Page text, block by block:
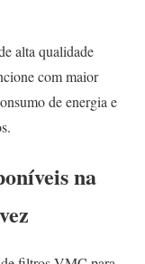
alta qualidade
com maior
de energia e
.
na